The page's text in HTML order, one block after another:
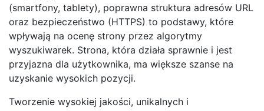
(smartfony, tablety), poprawna struktura adresów URL
oraz bezpieczeństwo (HTTPS) to podstawy, które
wpływają na ocenę strony przez algorytmy
wyszukiwarek. Strona, która działa sprawnie i jest
przyjazna dla użytkownika, ma większe szanse na
uzyskanie wysokich pozycji.
Tworzenie wysokiej jakości, unikalnych i